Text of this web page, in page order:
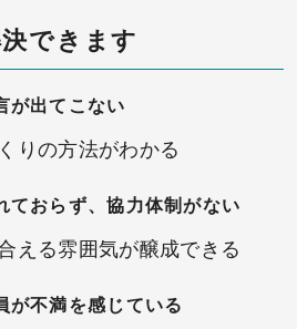
できます
が出てこない
りの方法がわかる
ておらず、協力体制がない
える雰囲気が醸成できる
が不満を感じている